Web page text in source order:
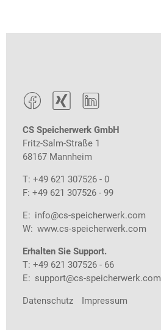
  
CS Speicherwerk GmbH
Fritz-Salm-Straße 1
68167 Mannheim
T: +49 621 307526 - 0
F: +49 621 307526 - 99
E: info@cs-speicherwerk.com
W: www.cs-speicherwerk.com
Erhalten Sie Support.
T: +49 621 307526 - 66
E: support@cs-speicherwerk.com
Datenschutz Impressum